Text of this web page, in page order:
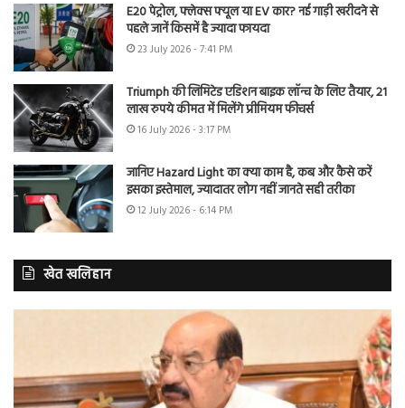
E20 पेट्रोल, फ्लेक्स फ्यूल या EV कार? नई गाड़ी खरीदने से
पहले जानें किसमें है ज्यादा फायदा
23 July 2026 - 7:41 PM
Triumph की लिमिटेड एडिशन बाइक लॉन्च के लिए तैयार, 21
लाख रुपये कीमत में मिलेंगे प्रीमियम फीचर्स
16 July 2026 - 3:17 PM
जानिए Hazard Light का क्या काम है, कब और कैसे करें
इसका इस्तेमाल, ज्यादातर लोग नहीं जानते सही तरीका
12 July 2026 - 6:14 PM
खेत खलिहान